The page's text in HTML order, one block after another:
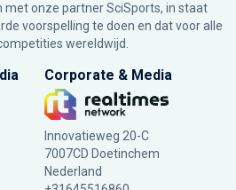
met onze partner SciSports, in staat
voorspelling te doen en dat voor alle
wereldwijd.
Corporate & Media
Innovatieweg 20-C
7007CD Doetinchem
Nederland